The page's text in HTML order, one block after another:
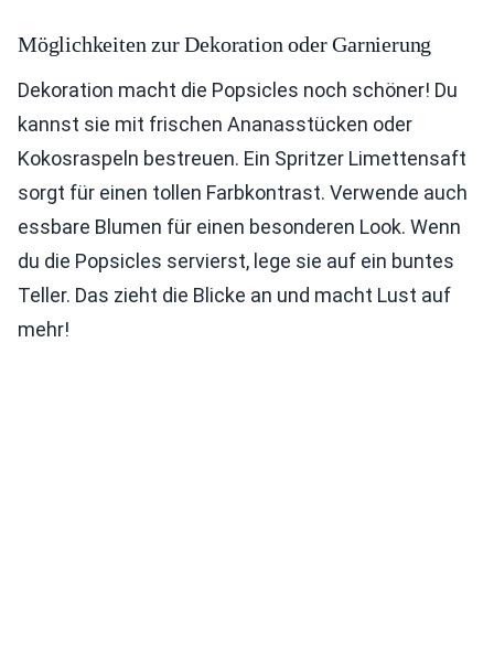
Möglichkeiten zur Dekoration oder Garnierung
Dekoration macht die Popsicles noch schöner! Du
kannst sie mit frischen Ananasstücken oder
Kokosraspeln bestreuen. Ein Spritzer Limettensaft
sorgt für einen tollen Farbkontrast. Verwende auch
essbare Blumen für einen besonderen Look. Wenn
du die Popsicles servierst, lege sie auf ein buntes
Teller. Das zieht die Blicke an und macht Lust auf
mehr!